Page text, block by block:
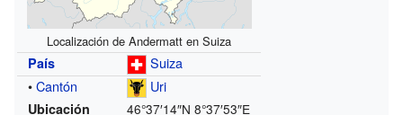
Localización de Andermatt en Suiza
País
Suiza
•Cantón Uri
Ubicación 46°37′14″N 8°37′53″E